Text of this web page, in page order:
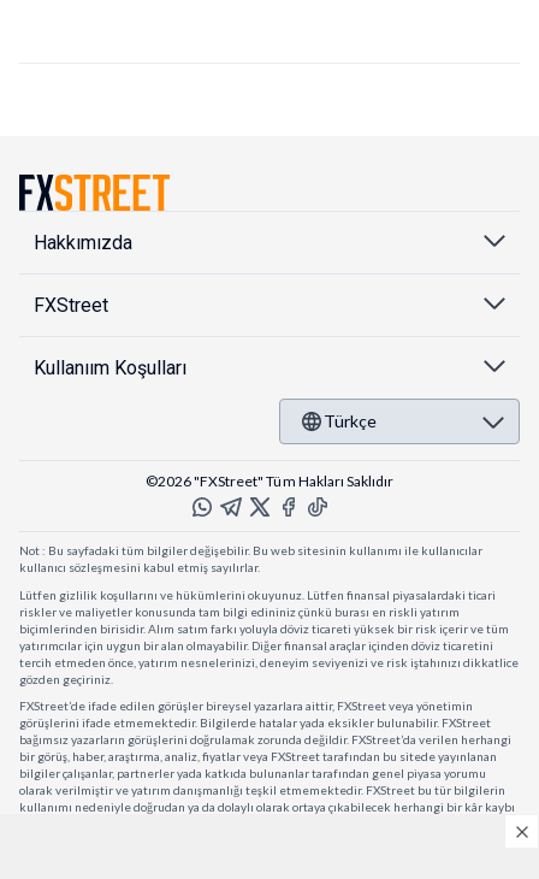
Hakkımızda
FXStreet
Kullanıım Koşulları
Türkçe
©2026 "FXStreet" Tüm Hakları Saklıdır
Not : Bu sayfadaki tüm bilgiler değişebilir. Bu web sitesinin kullanımı ile kullanıcılar
kullanıcı sözleşmesini kabul etmiş sayılırlar.
Lütfen gizlilik koşullarını ve hükümlerini okuyunuz. Lütfen finansal piyasalardaki ticari
riskler ve maliyetler konusunda tam bilgi edininiz çünkü burası en riskli yatırım
biçimlerinden birisidir. Alım satım farkı yoluyla döviz ticareti yüksek bir risk içerir ve tüm
yatırımcılar için uygun bir alan olmayabilir. Diğer finansal araçlar içinden döviz ticaretini
tercih etmeden önce, yatırım nesnelerinizi, deneyim seviyenizi ve risk iştahınızı dikkatlice
gözden geçiriniz.
FXStreet’de ifade edilen görüşler bireysel yazarlara aittir, FXStreet veya yönetimin
görüşlerini ifade etmemektedir. Bilgilerde hatalar yada eksikler bulunabilir. FXStreet
bağımsız yazarların görüşlerini doğrulamak zorunda değildir. FXStreet’da verilen herhangi
bir görüş, haber, araştırma, analiz, fiyatlar veya FXStreet tarafından bu sitede yayınlanan
bilgiler çalışanlar, partnerler yada katkıda bulunanlar tarafından genel piyasa yorumu
olarak verilmiştir ve yatırım danışmanlığı teşkil etmemektedir. FXStreet bu tür bilgilerin
kullanımı nedeniyle doğrudan ya da dolaylı olarak ortaya çıkabilecek herhangi bir kâr kaybı